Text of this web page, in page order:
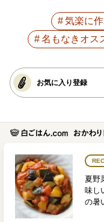
気楽に
名もなきオス
お気に入り登録
夏野
味し
の暑